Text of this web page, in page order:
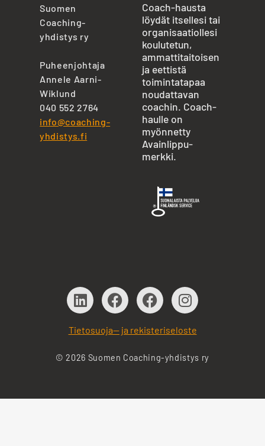
Suomen
Coaching-
yhdistys ry
Puheenjohtaja
Annele Aarni-
Wiklund
040 552 2764
info@coaching-
yhdistys.fi
Coach-hausta
löydät itsellesi tai
organisaatiollesi
koulutetun,
ammattitaitoisen
ja eettistä
toimintatapaa
noudattavan
coachin. Coach-
haulle on
myönnetty
Avainlippu-
merkki.
Tietosuoja— ja rekisteriseloste
© 2026 Suomen Coaching-yhdistys ry